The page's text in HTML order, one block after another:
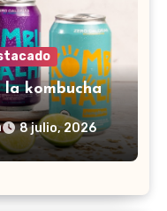
kombucha
8 julio, 2026